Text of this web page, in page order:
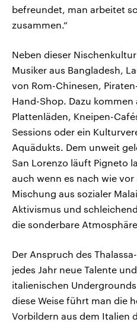
befreundet, man arbeitet
zusammen.“
Neben dieser
Musiker aus Bangladesh,
von Rom-Chinesen,
Hand-Shop. Dazu
Plattenläden, Kneipen-
Sessions oder ein
Aquädukts. Dem unweit
San Lorenzo läuft Pigneto
auch wenn es nach wie
Mischung aus sozialer
Aktivismus und
die sonderbare
Der Anspruch des
jedes Jahr neue Talente
italienischen
diese Weise führt man die
Vorbildern aus dem Italien